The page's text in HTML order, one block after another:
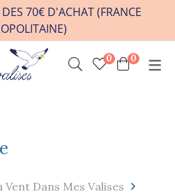
70€ D'ACHAT (FRANCE
0 0
Vent Dans Mes Valises